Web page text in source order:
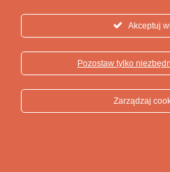
Hybrydowe Systemy Energetyczne
Program bezzwrotnych dofinansowań
STREFA WIEDZY
FAQ
Akceptuj
Pozostaw tylko
Zarządzaj